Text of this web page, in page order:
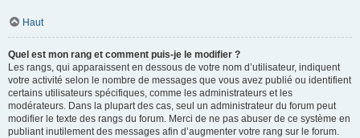
Haut
Quel est mon rang et comment puis-je le modifier ?
Les rangs, qui apparaissent en dessous de votre nom d’utilisateur, indiquent
votre activité selon le nombre de messages que vous avez publié ou identifient
certains utilisateurs spécifiques, comme les administrateurs et les
modérateurs. Dans la plupart des cas, seul un administrateur du forum peut
modifier le texte des rangs du forum. Merci de ne pas abuser de ce système en
publiant inutilement des messages afin d’augmenter votre rang sur le forum.